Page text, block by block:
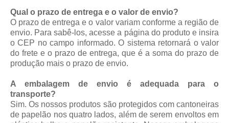
Qual o prazo de entrega e o valor de envio?
O prazo de entrega e o valor variam conforme a região de
envio. Para sabê-los, acesse a página do produto e insira
o CEP no campo informado. O sistema retornará o valor
do frete e o prazo de entrega, que é a soma do prazo de
produção mais o prazo de envio.
A embalagem de envio é adequada para o
transporte?
Sim. Os nossos produtos são protegidos com cantoneiras
de papelão nos quatro lados, além de serem envoltos em